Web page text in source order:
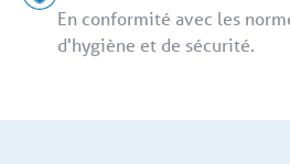
En conformité avec les
d'hygiène et de sécurité.